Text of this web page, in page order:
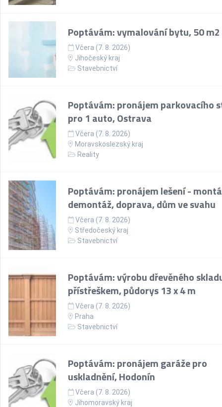
Poptávám: vymalování bytu, 50 m2
Včera (7. 8. 2026)
Jihočeský kraj
Stavebnictví
Poptávám: pronájem parkovacího
pro 1 auto, Ostrava
Včera (7. 8. 2026)
Moravskoslezský kraj
Reality
Poptávám: pronájem lešení -
demontáž, doprava, dům ve svahu
Včera (7. 8. 2026)
Středočeský kraj
Stavebnictví
Poptávám: výrobu dřevěného
přístřeškem, půdorys 13 x 4 m
Včera (7. 8. 2026)
Praha
Stavebnictví
Poptávám: pronájem garáže pro
uskladnění, Hodonín
Včera (7. 8. 2026)
Jihomoravský kraj